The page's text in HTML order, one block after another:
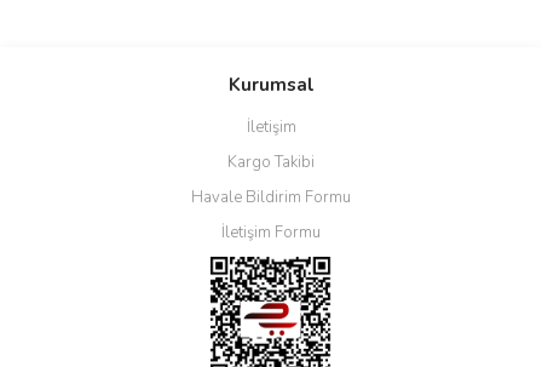
Kurumsal
İletişim
Kargo Takibi
Havale Bildirim Formu
İletişim Formu